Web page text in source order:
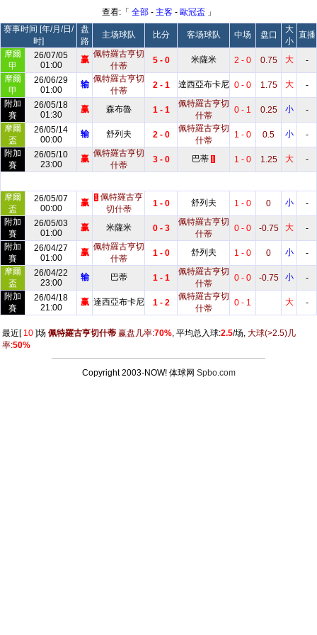
查看:「 全部- 主客- 歐冠盃 」
赛事时间 [年/月/日/
时]
盘
路
主场球队 比分 客场球队 中场 盘口
大
小
直播
摩爾
甲
26/07/05
01:00
赢
佩特羅古亨切
什蒂
5 - 0 米薩米 2 - 0 0.75 大
-
摩爾
甲
26/06/29
01:00
输
佩特羅古亨切
什蒂
2 - 1 達西亞布卡尼 0 - 0 1.75 大
-
附加
賽
26/05/18
01:30
赢 森布魯 1 - 1
佩特羅古亨切
什蒂
0 - 1 0.25 小
-
摩爾
盃
26/05/14
00:00
输 舒列夫 2 - 0
佩特羅古亨切
什蒂
1 - 0 0.5 小
-
附加
賽
26/05/10
23:00
赢
佩特羅古亨切
什蒂
3 - 0 巴蒂 1 1 - 0 1.25 大 -
摩爾
盃
26/05/07
00:00
赢
1 佩特羅古亨
切什蒂
1 - 0 舒列夫 1 - 0 0 小
-
附加
賽
26/05/03
01:00
赢 米薩米 0 - 3
佩特羅古亨切
什蒂
0 - 0 -0.75 大
-
附加
賽
26/04/27
01:00
赢
佩特羅古亨切
什蒂
1 - 0 舒列夫 1 - 0 0 小
-
摩爾
盃
26/04/22
23:00
输 巴蒂 1 - 1
佩特羅古亨切
什蒂
0 - 0 -0.75 小
-
附加
賽
26/04/18
21:00
赢 達西亞布卡尼 1 - 2
佩特羅古亨切
什蒂
0 - 1 大 -
最近[ 10 ]场 佩特羅古亨切什蒂 赢盘几率:70%, 平均总入球:2.5/场, 大球(>2.5)几
率:50%
Copyright 2003-NOW! 体球网 Spbo.com